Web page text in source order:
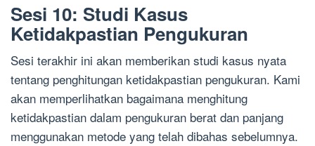
Sesi 10: Studi Kasus
Ketidakpastian Pengukuran
Sesi terakhir ini akan memberikan studi kasus nyata
tentang penghitungan ketidakpastian pengukuran. Kami
akan memperlihatkan bagaimana menghitung
ketidakpastian dalam pengukuran berat dan panjang
menggunakan metode yang telah dibahas sebelumnya.